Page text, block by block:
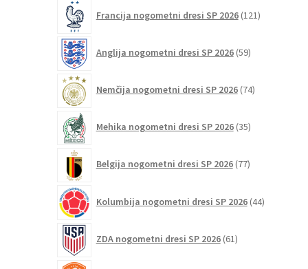
Francija nogometni dresi SP 2026 121izdelkov
Anglija nogometni dresi SP 2026 59izdelkov
Nemčija nogometni dresi SP 2026 74izdelkov
Mehika nogometni dresi SP 2026 35izdelkov
Belgija nogometni dresi SP 2026 77izdelkov
Kolumbija nogometni dresi SP 2026 44izdelkov
ZDA nogometni dresi SP 2026 61izdelkov